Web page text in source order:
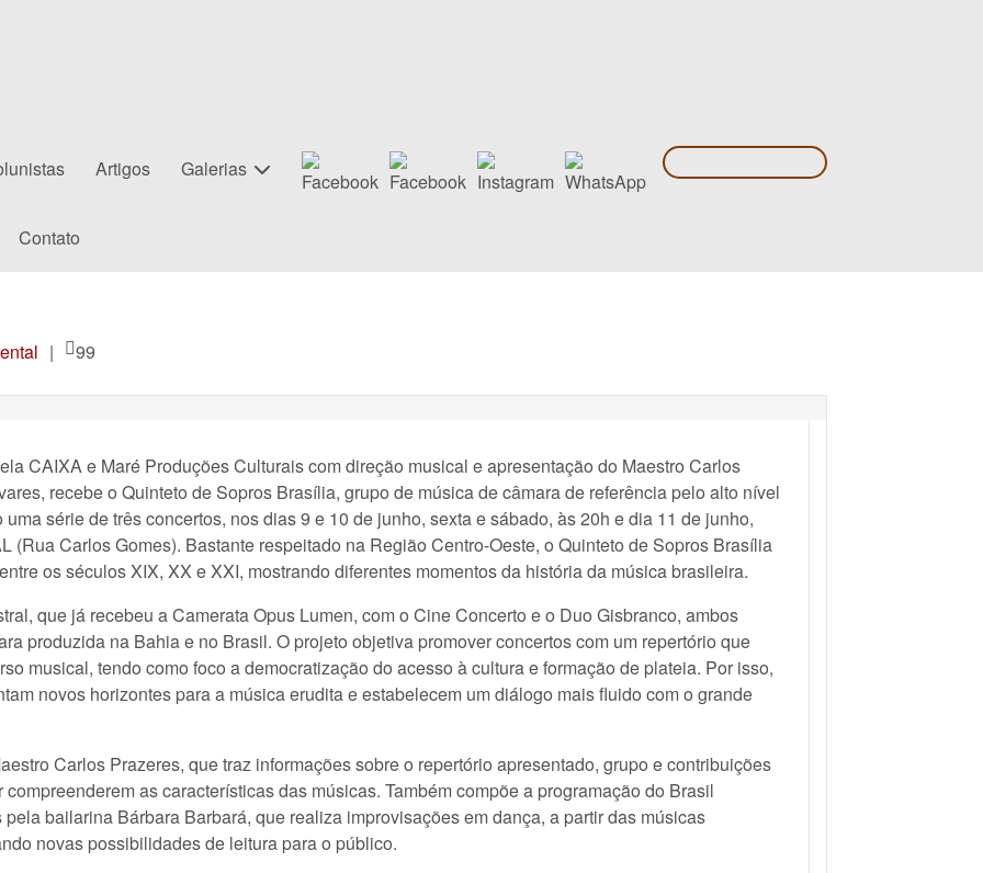
Artigos Galerias
Contato
| 99
CAIXA e Maré Produções Culturais com direção musical e apresentação do Maestro Carlos
recebe o Quinteto de Sopros Brasília, grupo de música de câmara de referência pelo alto nível
série de três concertos, nos dias 9 e 10 de junho, sexta e sábado, às 20h e dia 11 de junho,
(Rua Carlos Gomes). Bastante respeitado na Região Centro-Oeste, o Quinteto de Sopros Brasília
os séculos XIX, XX e XXI, mostrando diferentes momentos da história da música brasileira.
que já recebeu a Camerata Opus Lumen, com o Cine Concerto e o Duo Gisbranco, ambos
produzida na Bahia e no Brasil. O projeto objetiva promover concertos com um repertório que
musical, tendo como foco a democratização do acesso à cultura e formação de plateia. Por isso,
novos horizontes para a música erudita e estabelecem um diálogo mais fluido com o grande
Carlos Prazeres, que traz informações sobre o repertório apresentado, grupo e contribuições
as características das músicas. Também compõe a programação do Brasil
bailarina Bárbara Barbará, que realiza improvisações em dança, a partir das músicas
novas possibilidades de leitura para o público.